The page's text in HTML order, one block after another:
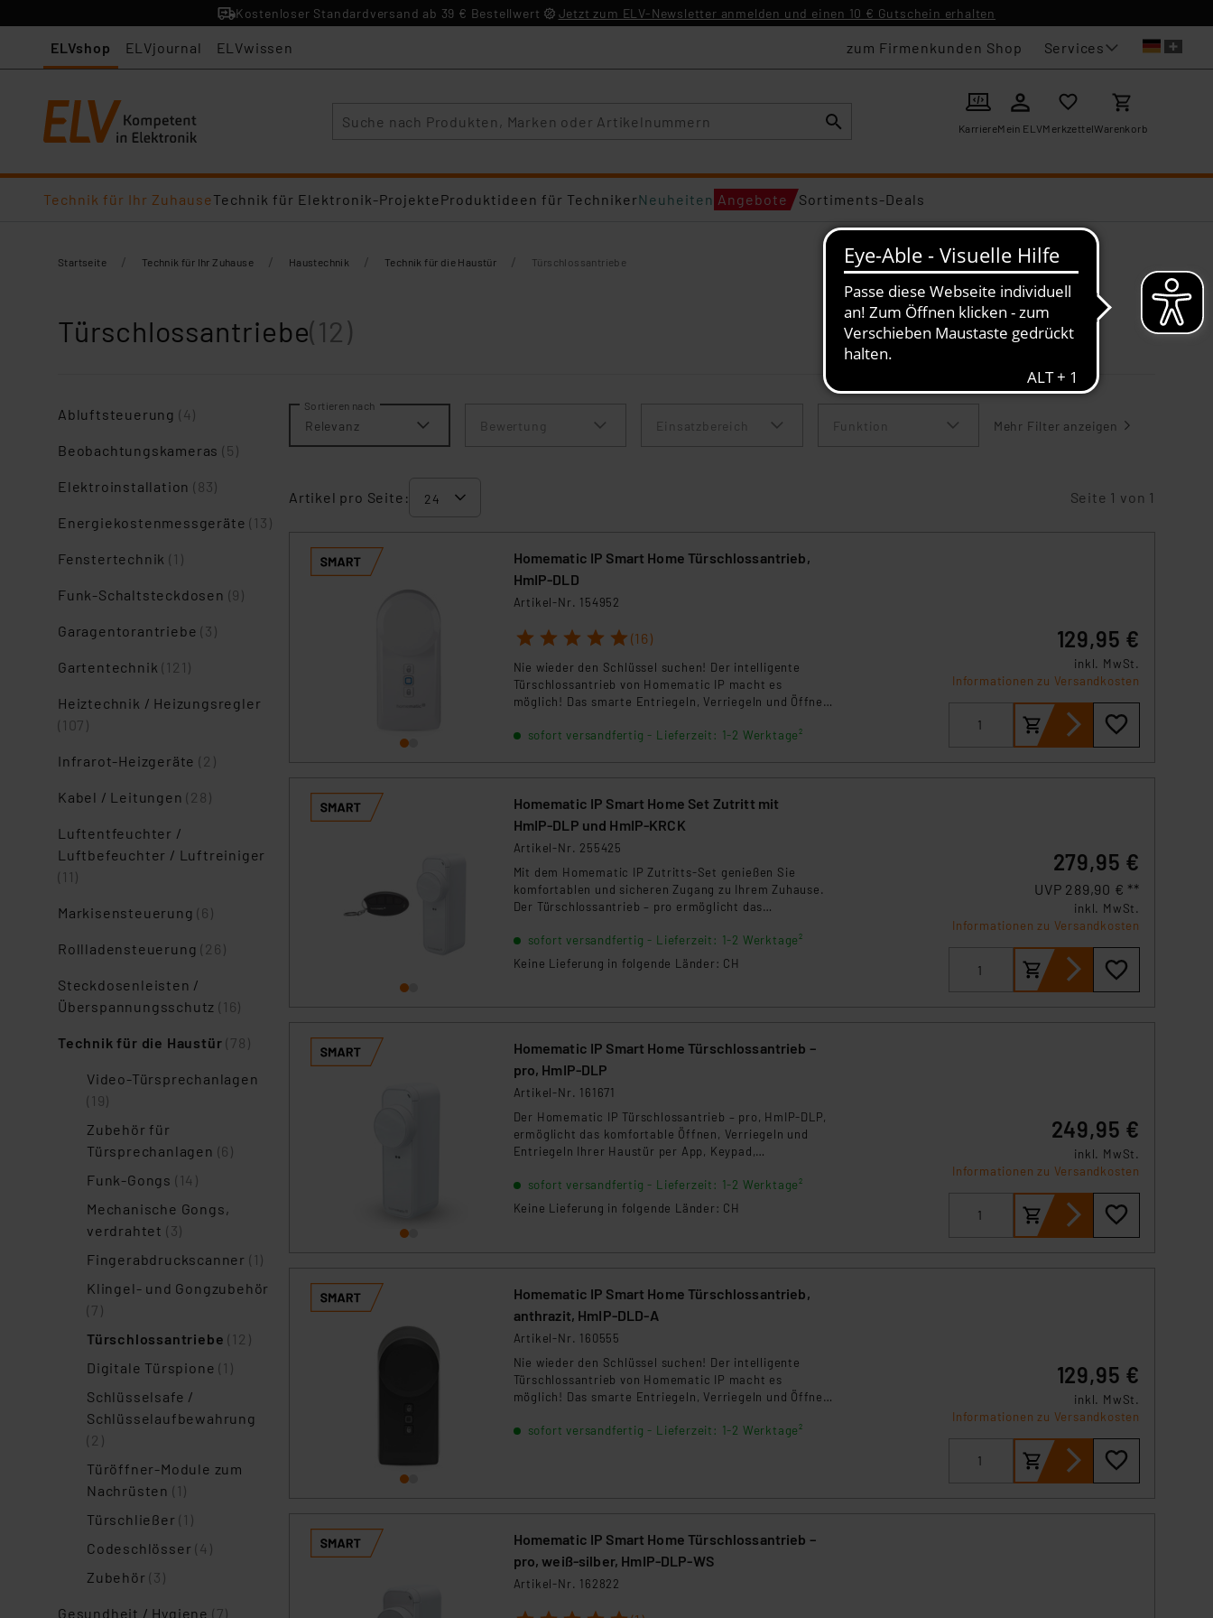
Kostenloser Standardversand ab 39 € Bestellwert Jetzt zum ELV-Newsletter anmelden und einen 10 € Gutschein erhalten
ELVshop ELVjournal ELVwissen zum Firmenkunden Shop Services
KarriereMein ELVMerkzettelWarenkorb
Technik für Ihr ZuhauseTechnik für Elektronik-ProjekteProduktideen für TechnikerNeuheiten Angebote Sortiments-Deals
Startseite / Technik für Ihr Zuhause / Haustechnik / Technik für die Haustür / Türschlossantriebe
Türschlossantriebe(12)
Abluftsteuerung (4)
Beobachtungskameras(5)
Elektroinstallation(83)
Energiekostenmessgeräte(13)
Fenstertechnik(1)
Funk-Schaltsteckdosen (9)
Garagentorantriebe(3)
Gartentechnik(121)
Heiztechnik / Heizungsregler
(107)
Infrarot-Heizgeräte(2)
Kabel / Leitungen(28)
Luftentfeuchter /
Luftbefeuchter / Luftreiniger
(11)
Markisensteuerung(6)
Rollladensteuerung(26)
Steckdosenleisten /
Überspannungsschutz(16)
Technik für die Haustür(78)
Video-Türsprechanlagen
(19)
Zubehör für
Türsprechanlagen (6)
Funk-Gongs (14)
Mechanische Gongs,
verdrahtet (3)
Fingerabdruckscanner (1)
Klingel- und Gongzubehör
(7)
Türschlossantriebe(12)
Digitale Türspione(1)
Schlüsselsafe /
Schlüsselaufbewahrung
(2)
Türöffner-Module zum
Nachrüsten (1)
Türschließer(1)
Codeschlösser(4)
Zubehör(3)
Gesundheit / Hygiene (7)
Sortieren nach
Relevanz Bewertung Einsatzbereich Funktion Mehr Filter anzeigen
Artikel pro Seite: Seite 1 von 1
Homematic IP Smart Home Türschlossantrieb,
HmIP-DLD
Artikel-Nr. 154952
1 2 3 4 5 (16)
Nie wieder den Schlüssel suchen! Der intelligente
Türschlossantrieb von Homematic IP macht es
möglich! Das smarte Entriegeln, Verriegeln und Öffnen
Smartphone oder Fernbedienung. Über die Homematic
sofort versandfertig - Lieferzeit: 1-2 Werktage²
129,95 €
inkl. MwSt.
Informationen zu Versandkosten
Homematic IP Smart Home Set Zutritt mit
HmIP‑DLP und HmIP-KRCK
Artikel-Nr. 255425
Mit dem Homematic IP Zutritts-Set genießen Sie
komfortablen und sicheren Zugang zu Ihrem Zuhause.
Der Türschlossantrieb – pro ermöglicht das
Haustür per App, Sprachsteuerung oder
Fernbedienung. Die mitgelieferte
Schlüsselbundfernbedienung bietet direkten Zugriff
sofort versandfertig - Lieferzeit: 1-2 Werktage²
Keine Lieferung in folgende Länder: CH
279,95 €
UVP 289,90 € **
inkl. MwSt.
Informationen zu Versandkosten
Homematic IP Smart Home Türschlossantrieb –
pro, HmIP‑DLP
Artikel-Nr. 161671
Der Homematic IP Türschlossantrieb – pro, HmIP-DLP,
ermöglicht das komfortable Öffnen, Verriegeln und
Entriegeln Ihrer Haustür per App, Keypad,
Nachrüstung erfolgt ohne Austausch der
Schließanlage. Integrierte Sensoren erkennen
Manipulationen, während automatische Zeitprofile und
sofort versandfertig - Lieferzeit: 1-2 Werktage²
Keine Lieferung in folgende Länder: CH
249,95 €
inkl. MwSt.
Informationen zu Versandkosten
Homematic IP Smart Home Türschlossantrieb,
anthrazit, HmIP-DLD-A
Artikel-Nr. 160555
Nie wieder den Schlüssel suchen! Der intelligente
Türschlossantrieb von Homematic IP macht es
möglich! Das smarte Entriegeln, Verriegeln und Öffnen
Smartphone oder Fernbedienung. Über die Homematic
sofort versandfertig - Lieferzeit: 1-2 Werktage²
129,95 €
inkl. MwSt.
Informationen zu Versandkosten
Homematic IP Smart Home Türschlossantrieb –
pro, weiß‑silber, HmIP‑DLP‑WS
Artikel-Nr. 162822